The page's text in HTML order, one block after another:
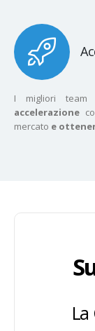
I migliori
accelerazione
mercato e